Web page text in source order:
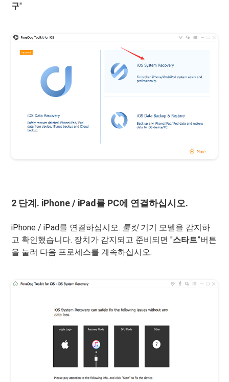
구"
2 단계. iPhone / iPad를 PC에 연결하십시오.
iPhone / iPad를 연결하십시오. 툴킷기기 모델을 감지하
고 확인했습니다. 장치가 감지되고 준비되면 "스타트”버튼
을 눌러 다음 프로세스를 계속하십시오.